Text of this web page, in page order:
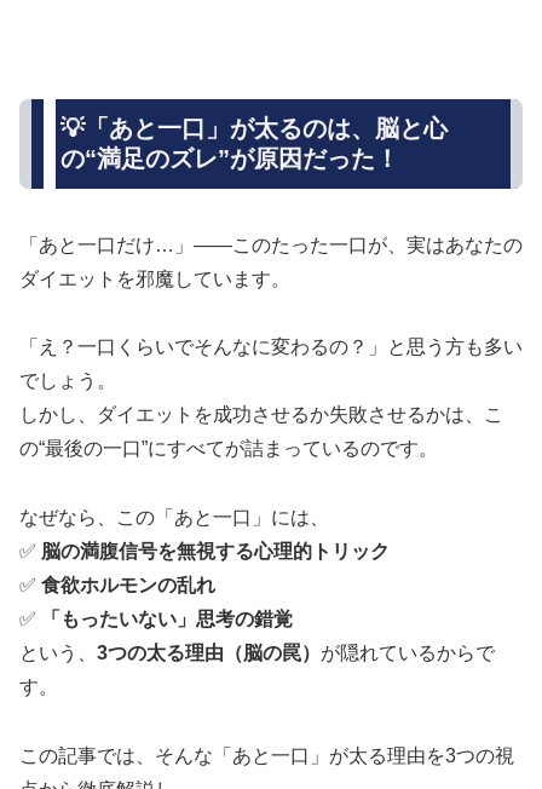
💡「あと一口」が太るのは、脳と心
の“満足のズレ”が原因だった！
「あと一口だけ…」――このたった一口が、実はあなたの
ダイエットを邪魔しています。
「え？一口くらいでそんなに変わるの？」と思う方も多い
でしょう。
しかし、ダイエットを成功させるか失敗させるかは、こ
の“最後の一口”にすべてが詰まっているのです。
なぜなら、この「あと一口」には、
✅ 脳の満腹信号を無視する心理的トリック
✅ 食欲ホルモンの乱れ
✅
「もったいない」思考の錯覚
という、 3つの太る理由（脳の罠） が隠れているからで
す。
この記事では、そんな「あと一口」が太る理由を3つの視